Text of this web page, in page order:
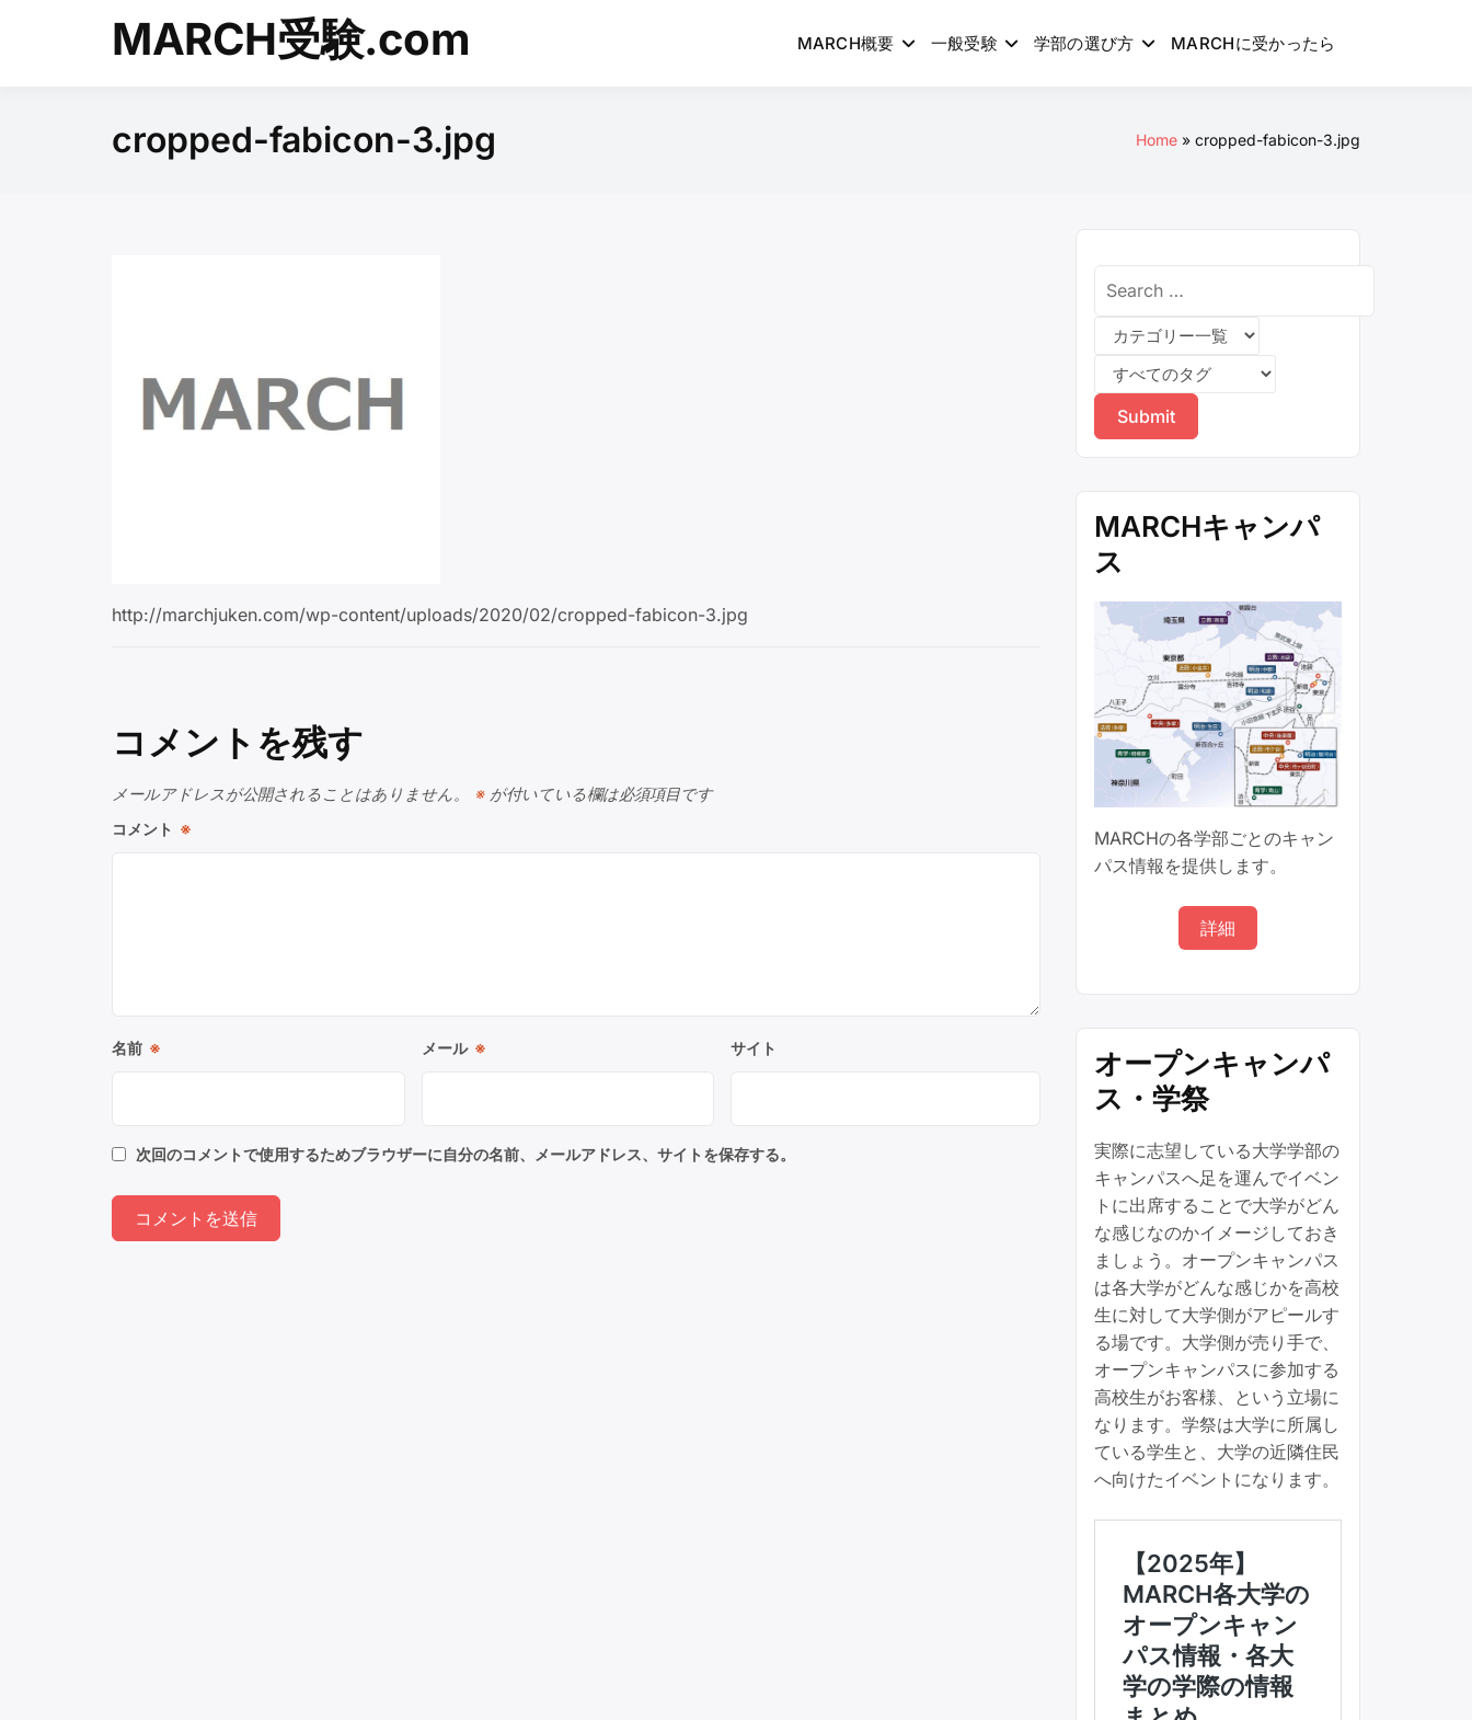
MARCH受験.com MARCH概要 一般受験 学部の選び方 MARCHに受かったら
cropped-fabicon-3.jpg Home cropped-fabicon-3.jpg
http://marchjuken.com/wp-content/uploads/2020/02/cropped-fabicon-3.jpg
コメントを残す
メールアドレスが公開されることはありません。 ※ が付いている欄は必須項目です
コメント ※
名前 ※ メール ※ サイト
次回のコメントで使用するためブラウザーに自分の名前、メールアドレス、サイトを保存する。
MARCHキャンパ
ス
MARCHの各学部ごとのキャン
パス情報を提供します。
詳細
オープンキャンパ
ス・学祭
実際に志望している大学学部の
キャンパスへ足を運んでイベン
トに出席することで大学がどん
な感じなのかイメージしておき
ましょう。オープンキャンパス
は各大学がどんな感じかを高校
生に対して大学側がアピールす
る場です。大学側が売り手で、
オープンキャンパスに参加する
高校生がお客様、という立場に
なります。学祭は大学に所属し
ている学生と、大学の近隣住民
へ向けたイベントになります。